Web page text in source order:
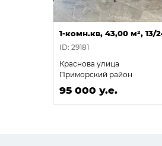
1-комн.кв, 43,00 м², 13/
ID: 29181
Краснова улица
Приморский район
95 000 у.е.